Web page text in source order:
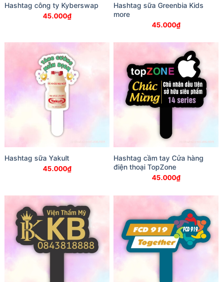
Hashtag công ty Kyberswap
45.000₫
Hashtag sữa Greenbia Kids
more
45.000₫
Hashtag sữa Yakult
45.000₫
Hashtag cầm tay Cửa hàng
điện thoại TopZone
45.000₫